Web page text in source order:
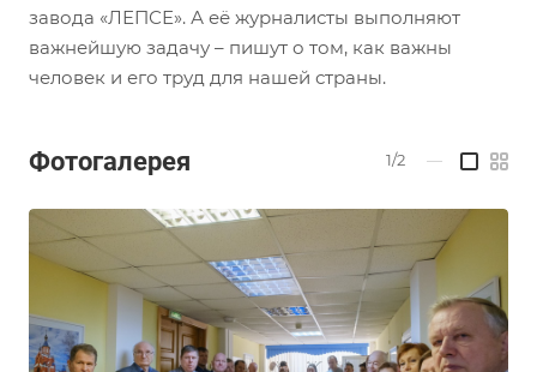
завода «ЛЕПСЕ». А её журналисты выполняют
важнейшую задачу – пишут о том, как важны
человек и его труд для нашей страны.
Фотогалерея 1/2 —